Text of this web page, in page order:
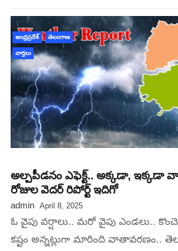
ఆంధ్రప్రదేశ్ తెలంగాణ
వార్తలు
అల్పపీడనం ఎఫెక్ట్.. అక్కడా, ఇక్కడా
రోజుల వెదర్ రిపోర్ట్ ఇదిగో
admin April 8, 2025
ఓ వైపు వర్షాలు.. మరో వైపు ఎండలు..
కష్టం అన్నట్లుగా మారింది వాతావరణం..